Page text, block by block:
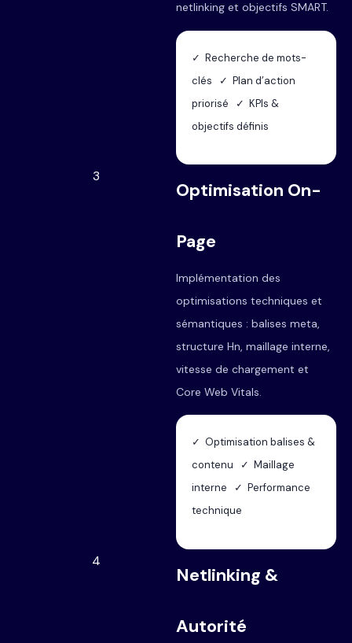
netlinking et objectifs SMART.
✓ Recherche de mots-
clés ✓ Plan d’action
priorisé ✓ KPIs &
objectifs définis
3
Optimisation On-
Page
Implémentation des
optimisations techniques et
sémantiques : balises meta,
structure Hn, maillage interne,
vitesse de chargement et
Core Web Vitals.
✓ Optimisation balises &
contenu ✓ Maillage
interne ✓ Performance
technique
4
Netlinking &
Autorité